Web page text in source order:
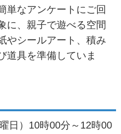
単なアンケートにご回
に、親子で遊べる空間
やシールアート、積み
道具を準備していま
日）10時00分～12時00